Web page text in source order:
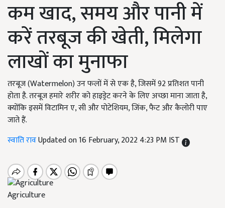
कम खाद, समय और पानी में
करें तरबूज की खेती, मिलेगा
लाखों का मुनाफा
तरबूज (Watermelon) उन फलों में से एक है, जिसमें 92 प्रतिशत पानी
होता है. तरबूज हमारे शरीर को हाइड्रेट करने के लिए अच्छा माना जाता है,
क्योंकि इसमें विटामिन ए, सी और पोटेशियम, जिंक, फैट और कैलोरी पाए
जाते हैं.
स्वाति रावUpdated on 16 February, 2022 4:23 PM IST
Agriculture